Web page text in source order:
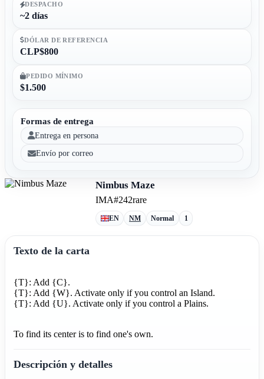
DESPACHO
~2 días
DÓLAR DE REFERENCIA
CLP$800
PEDIDO MÍNIMO
$1.500
Formas de entrega
Entrega en persona
Envío por correo
Nimbus Maze
IMA#242rare
EN NM Normal 1
Texto de la carta
{T}: Add {C}.
{T}: Add {W}. Activate only if you control an Island.
{T}: Add {U}. Activate only if you control a Plains.
To find its center is to find one's own.
Descripción y detalles